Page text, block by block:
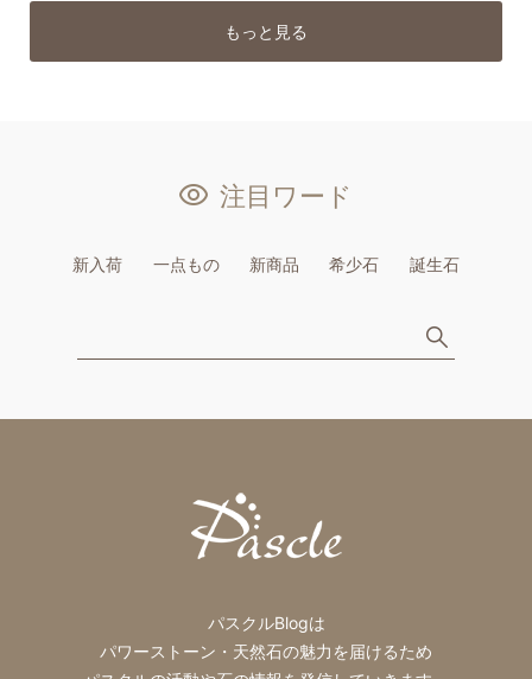
もっと見る
注目ワード
新入荷 一点もの 新商品 希少石 誕生石
パスクルBlogは
パワーストーン・天然石の魅力を届けるため